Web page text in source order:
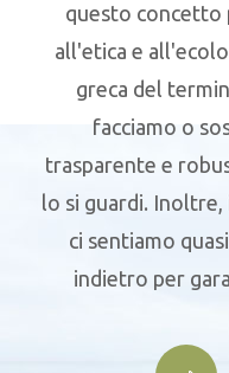
questo concetto
all'etica e
greca del
facciamo o
trasparente e
lo si guardi.
ci sentiamo
indietro per